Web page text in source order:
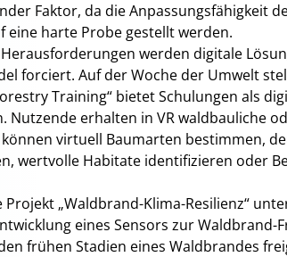
Faktor, da die Anpassungsfähigkeit
eine harte Probe gestellt werden.
werden digitale
forciert. Auf der Woche der Umwelt
Training“ bietet Schulungen als
Nutzende erhalten in VR waldbauliche
virtuell Baumarten bestimmen,
wertvolle Habitate identifizieren oder
„Waldbrand-Klima-Resilienz“
eines Sensors zur Waldbrand-
frühen Stadien eines Waldbrandes